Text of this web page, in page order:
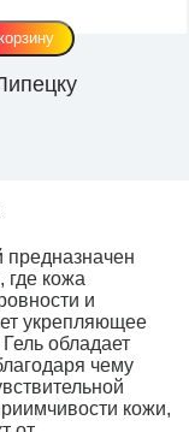
предназначен
где кожа
и
укрепляющее
обладает
чему
кожи,